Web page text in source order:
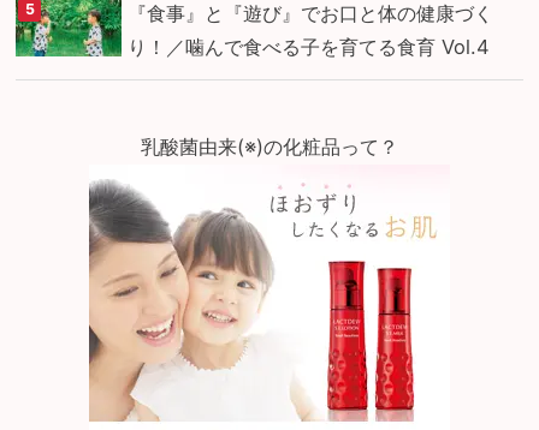
『食事』と『遊び』でお口と体の健康づく
り！／噛んで食べる子を育てる食育 Vol.4
乳酸菌由来(※)の化粧品って？